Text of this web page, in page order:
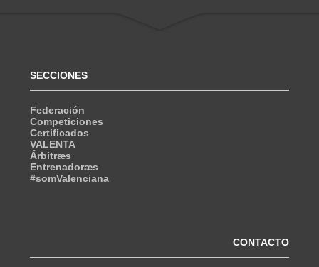
SECCIONES
Federación
Competiciones
Certificados
VALENTA
Árbitræs
Entrenadoræs
#somValenciana
CONTACTO